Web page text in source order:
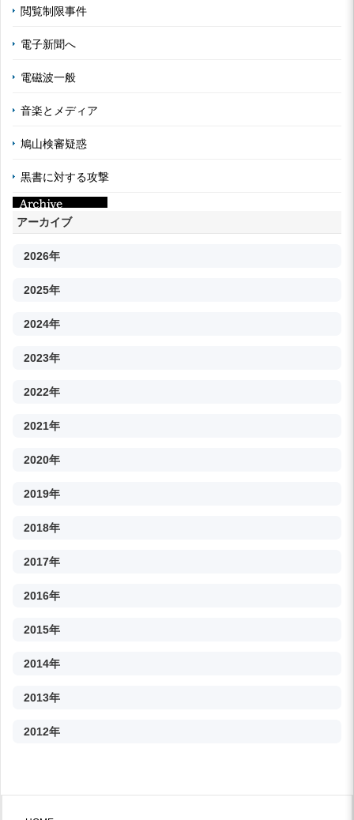
閲覧制限事件
電子新聞へ
電磁波一般
音楽とメディア
鳩山検審疑惑
黒書に対する攻撃
アーカイブ
2026年
2025年
2024年
2023年
2022年
2021年
2020年
2019年
2018年
2017年
2016年
2015年
2014年
2013年
2012年